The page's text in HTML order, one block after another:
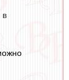
в